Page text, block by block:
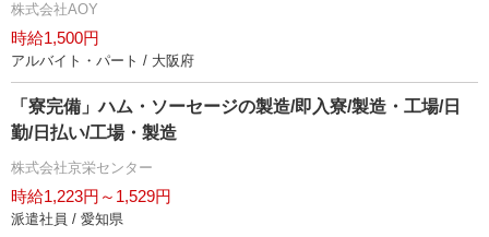
株式会社AOY
時給1,500円
アルバイト・パート / 大阪府
「寮完備」ハム・ソーセージの製造/即入寮/製造・工場/日
勤/日払い/工場・製造
株式会社京栄センター
時給1,223円～1,529円
派遣社員 / 愛知県